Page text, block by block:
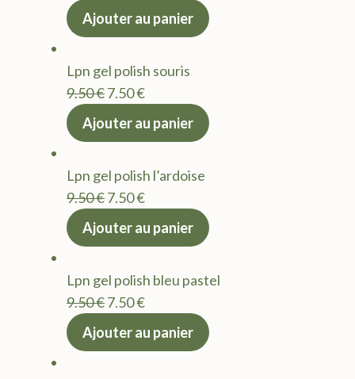
prix
9.50 €.
actuel
7.50 €.
Ajouter au panier
Lpn gel polish souris
9.50€Le
prix
9.50 €.
7.50€Le
actuel
7.50 €.
Ajouter au panier
Lpn gel polish l’ardoise
9.50€Le
prix
9.50 €.
7.50€Le
actuel
7.50 €.
Ajouter au panier
Lpn gel polish bleu pastel
9.50€Le
prix
7.50€Le
actuel
Ajouter au panier